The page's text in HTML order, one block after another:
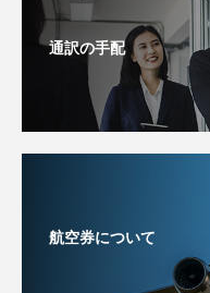
通訳の手配
航空券について